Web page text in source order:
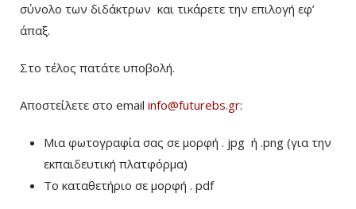
σύνολο των διδάκτρων και τικάρετε την επιλογή εφ’
άπαξ.
Στο τέλος πατάτε υποβολή.
Αποστείλετε στο email info@futurebs.gr:
Μια φωτογραφία σας σε μορφή . jpg ή .png (για την
εκπαιδευτική πλατφόρμα)
To καταθετήριο σε μορφή . pdf